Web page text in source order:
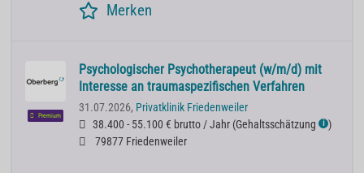
Merken
Premium
Psychologischer Psychotherapeut (w/m/d) mit
Interesse an traumaspezifischen Verfahren
31.07.2026, Privatklinik Friedenweiler
38.400 - 55.100 € brutto / Jahr (Gehaltsschätzung ℹ )
79877 Friedenweiler